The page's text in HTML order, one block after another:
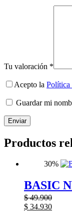
Tu valoración *
Acepto la Política
Guardar mi
Enviar
Productos
30%
BASIC
$49.900
$ 34.930